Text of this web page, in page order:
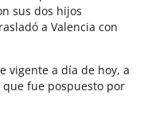
sus dos hijos
a Valencia con
vigente a día de hoy, a
fue pospuesto por